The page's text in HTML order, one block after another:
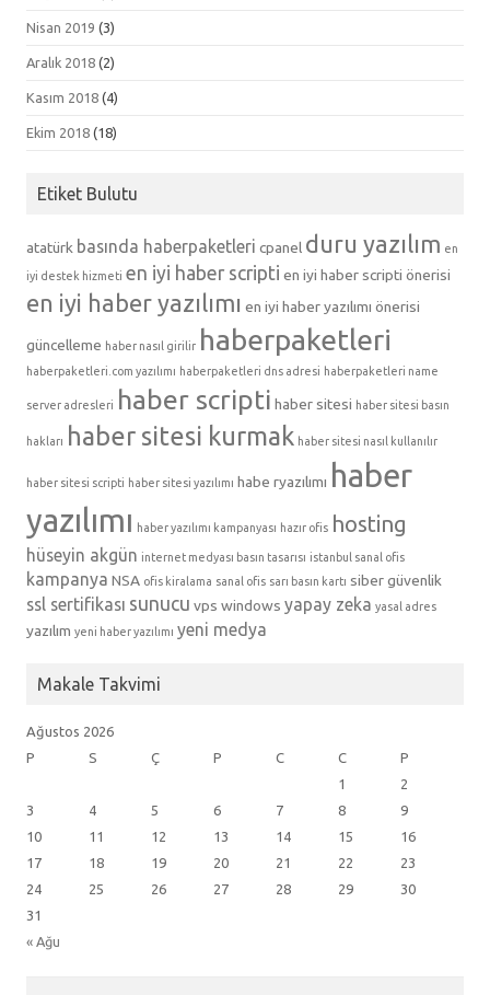
Nisan 2019 (3)
Aralık 2018 (2)
Kasım 2018 (4)
Ekim 2018 (18)
Etiket Bulutu
atatürk basında haberpaketleri cpanel duru yazılım en
iyi destek hizmeti en iyi haber scripti en iyi haber scripti önerisi
en iyi haber yazılımı en iyi haber yazılımı önerisi
güncelleme haber nasıl girilir haberpaketleri
haberpaketleri.com yazılımı haberpaketleri dns adresi haberpaketleri name
server adresleri haber scripti haber sitesi haber sitesi basın
hakları haber sitesi kurmak haber sitesi nasıl kullanılır
haber sitesi scripti haber sitesi yazılımı habe ryazılımı haber
yazılımı haber yazılımı kampanyası hazır ofis hosting
hüseyin akgün internet medyası basın tasarısı istanbul sanal ofis
kampanya NSA ofis kiralama sanal ofis sarı basın kartı siber güvenlik
ssl sertifikası sunucu vps windows yapay zeka yasal adres
yazılım yeni haber yazılımı yeni medya
Makale Takvimi
Ağustos 2026
P
S Ç P C C P
« Ağu
1
2
3
4 5 6 7 8
9
10
11 12 13 14 15
16
17
18 19 20 21 22
23
24
25 26 27 28 29
30
31